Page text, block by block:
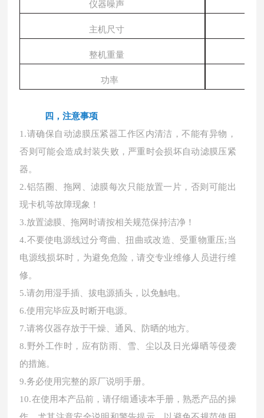
仪器噪声
主机尺寸
整机重量
功率
四，注意事项
1.请确保自动滤膜压紧器工作区内清洁，不能有异物，
否则可能会造成封装失败，严重时会损坏自动滤膜压紧
器。
2.铝箔圈、拖网、滤膜每次只能放置一片，否则可能出
现卡机等故障现象！
3.放置滤膜、拖网时请按相关规范保持洁净！
4.不要使电源线过分弯曲、扭曲或改造、受重物重压;当
电源线损坏时，为避免危险，请交专业维修人员进行维
修。
5.请勿用湿手插、拔电源插头，以免触电。
6.使用完毕应及时断开电源。
7.请将仪器存放于干燥、通风、防晒的地方。
8.野外工作时，应有防雨、雪、尘以及日光爆晒等侵袭
的措施。
9.务必使用完整的原厂说明手册。
10.在使用本产品前，请仔细通读本手册，熟悉产品的操